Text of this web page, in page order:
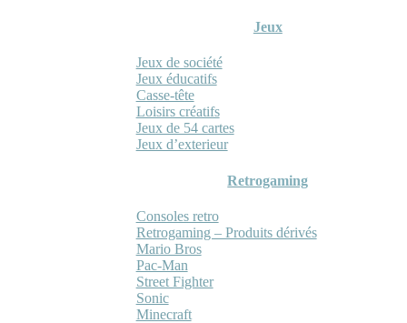
Jeux
Jeux de société
Jeux éducatifs
Casse-tête
Loisirs créatifs
Jeux de 54 cartes
Jeux d’exterieur
Retrogaming
Consoles retro
Retrogaming – Produits dérivés
Mario Bros
Pac-Man
Street Fighter
Sonic
Minecraft